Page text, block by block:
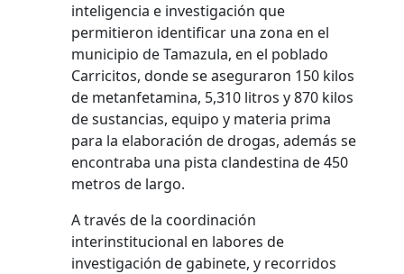
inteligencia e investigación que
permitieron identificar una zona en el
municipio de Tamazula, en el poblado
Carricitos, donde se aseguraron 150 kilos
de metanfetamina, 5,310 litros y 870 kilos
de sustancias, equipo y materia prima
para la elaboración de drogas, además se
encontraba una pista clandestina de 450
metros de largo.
A través de la coordinación
interinstitucional en labores de
investigación de gabinete, y recorridos